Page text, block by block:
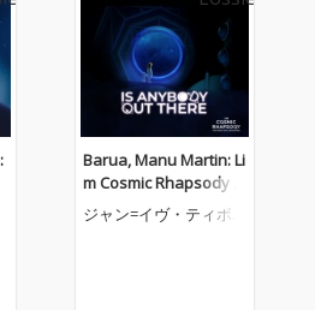
Barua, Manu Martin: Li
m Cosmic Rhapsody f
or Piano and Orchestr
a, Act II: II. Is Anybody
ジャン=イヴ・ティボ